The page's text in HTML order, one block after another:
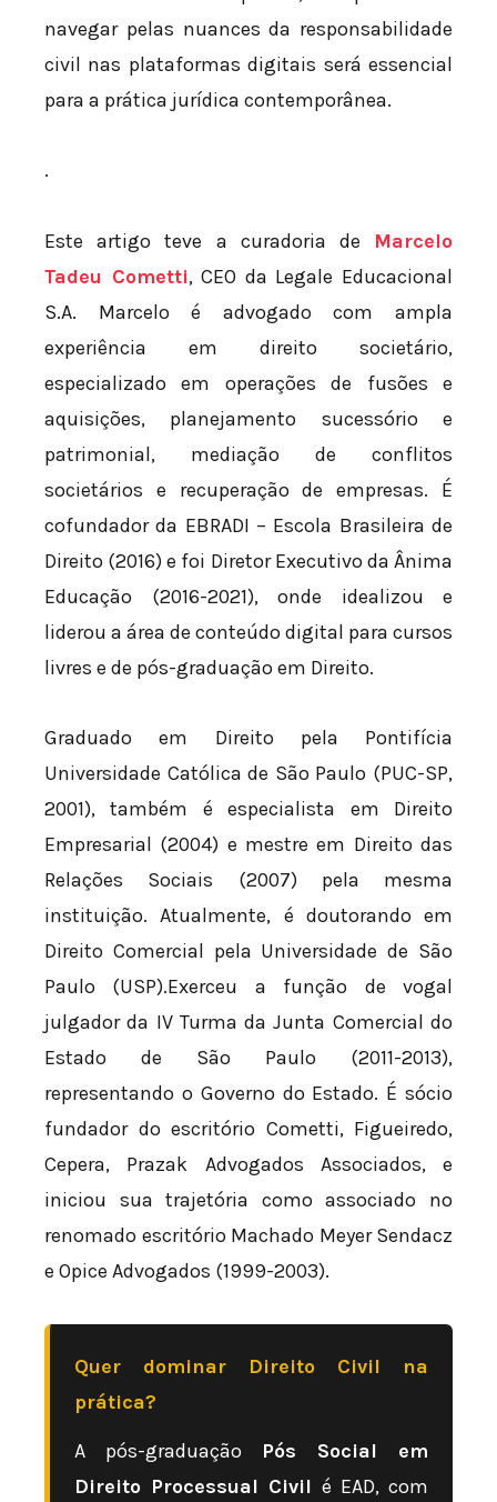
navegar pelas nuances da responsabilidade
civil nas plataformas digitais será essencial
para a prática jurídica contemporânea.
.
Este artigo teve a curadoria de Marcelo
Tadeu Cometti, CEO da Legale Educacional
S.A. Marcelo é advogado com ampla
experiência em direito societário,
especializado em operações de fusões e
aquisições, planejamento sucessório e
patrimonial, mediação de conflitos
societários e recuperação de empresas. É
cofundador da EBRADI – Escola Brasileira de
Direito (2016) e foi Diretor Executivo da Ânima
Educação (2016-2021), onde idealizou e
liderou a área de conteúdo digital para cursos
livres e de pós-graduação em Direito.
Graduado em Direito pela Pontifícia
Universidade Católica de São Paulo (PUC-SP,
2001), também é especialista em Direito
Empresarial (2004) e mestre em Direito das
Relações Sociais (2007) pela mesma
instituição. Atualmente, é doutorando em
Direito Comercial pela Universidade de São
Paulo (USP).Exerceu a função de vogal
julgador da IV Turma da Junta Comercial do
Estado de São Paulo (2011-2013),
representando o Governo do Estado. É sócio
fundador do escritório Cometti, Figueiredo,
Cepera, Prazak Advogados Associados, e
iniciou sua trajetória como associado no
renomado escritório Machado Meyer Sendacz
e Opice Advogados (1999-2003).
Quer dominar Direito Civil na
prática?
A pós-graduação Pós Social em
Direito Processual Civil é EAD, com